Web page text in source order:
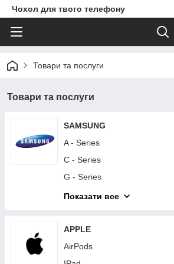
Чохол для твого телефону
Товари та послуги
Товари та послуги
SAMSUNG
A - Series
C - Series
G - Series
I - Series
M - Series
Note - Series
Показати все
APPLE
AirPods